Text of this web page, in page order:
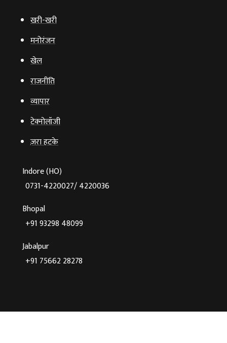
खरी-खरी
मनोरंजन
खेल
राजनीति
व्‍यापार
टेक्‍नोलॉजी
ज़रा हटके
Indore (HO)
0731-4220027/ 4220036
Bhopal
+91 93298 48099
Jabalpur
+91 75662 28278